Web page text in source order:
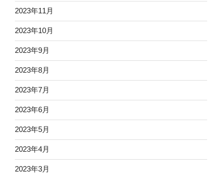
2023年11月
2023年10月
2023年9月
2023年8月
2023年7月
2023年6月
2023年5月
2023年4月
2023年3月